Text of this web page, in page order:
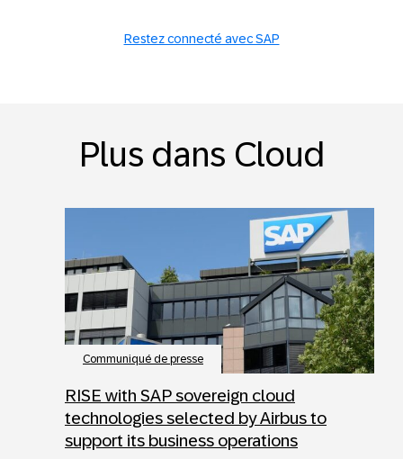
Restez connecté avec SAP
Plus dans Cloud
Communiqué de presse
RISE with SAP sovereign cloud
technologies selected by Airbus to
support its business operations